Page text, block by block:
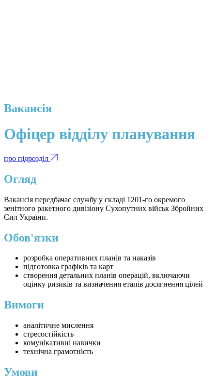
Вакансія
Офіцер відділу планування
про підрозділ
Огляд
Вакансія передбачає службу у складі 1201-го окремого
зенітного ракетного дивізіону Сухопутних військ Збройних
Сил України.
Обов'язки
розробка оперативних планів та наказів
підготовка графіків та карт
створення детальних планів операцій, включаючи
оцінку ризиків та визначення етапів досягнення цілей
Вимоги
аналітичне мислення
стресостійкість
комунікативні навички
технічна грамотність
Умови